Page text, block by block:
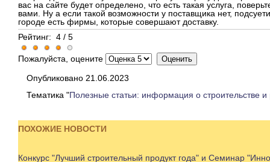
вас на сайте будет определено, что есть такая услуга,
вами. Ну а если такой возможности у поставщика нет,
городе есть фирмы, которые совершают доставку.
Рейтинг: 4 / 5
Пожалуйста, оцените
Опубликовано 21.06.2023
Тематика "Полезные статьи: информация о строительстве
ПОХОЖИЕ НОВОСТИ
Конкурс "Лучший строительный продукт года" и Семинар